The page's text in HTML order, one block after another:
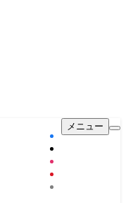
メニュー